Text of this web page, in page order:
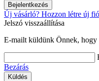
Bejelentkezés
Új vásárló? Hozzon létre új
Jelszó visszaállítása
E-mailt küldünk Önnek, hogy
Bezárás
Küldés